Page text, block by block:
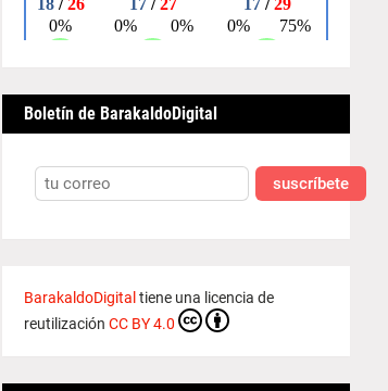
Boletín de BarakaldoDigital
suscríbete
BarakaldoDigital tiene una licencia de
reutilización CC BY 4.0